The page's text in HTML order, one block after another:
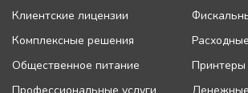
Клиентские лицензии
Комплексные решения
Общественное питание
Принтеры